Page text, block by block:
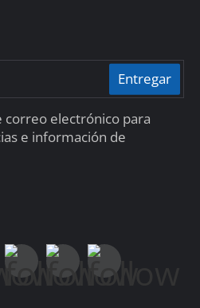
Entregar
correo electrónico para
e información de